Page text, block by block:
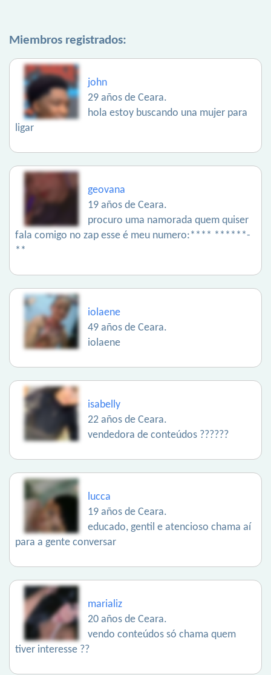
Miembros registrados:
john
29 años de Ceara.
hola estoy buscando una mujer para
ligar
geovana
19 años de Ceara.
procuro uma namorada quem quiser
fala comigo no zap esse é meu numero:**** ******-
**
iolaene
49 años de Ceara.
iolaene
isabelly
22 años de Ceara.
vendedora de conteúdos ??????
lucca
19 años de Ceara.
educado, gentil e atencioso chama aí
para a gente conversar
marializ
20 años de Ceara.
vendo conteúdos só chama quem
tiver interesse ??